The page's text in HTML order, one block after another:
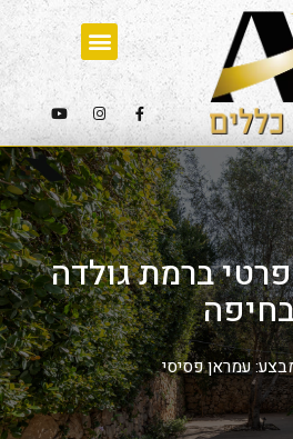
ברמת גולדה
עמראן פסיסי